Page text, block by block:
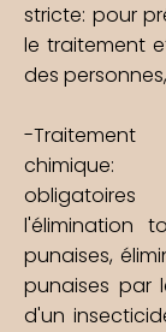
stricte: pour
le traitement
des
-
chimique:
l'élimination
punaises,
punaises par
d'un